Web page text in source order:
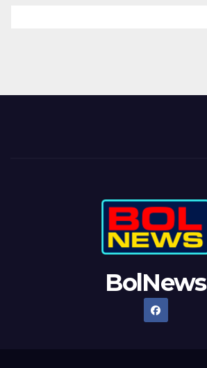
BolNews